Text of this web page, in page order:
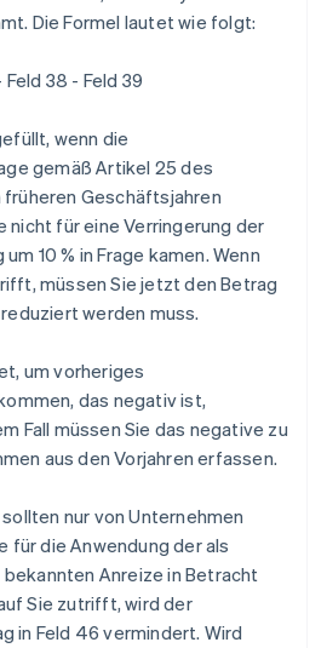
Die Formel lautet wie folgt:
38 - Feld 39
wenn die
gemäß Artikel 25 des
Geschäftsjahren
nicht für eine Verringerung der
10 % in Frage kamen. Wenn
müssen Sie jetzt den Betrag
werden muss.
um vorheriges
das negativ ist,
Fall müssen Sie das negative zu
aus den Vorjahren erfassen.
nur von Unternehmen
für die Anwendung der als
bekannten Anreize in Betracht
Sie zutrifft, wird der
in Feld 46 vermindert. Wird